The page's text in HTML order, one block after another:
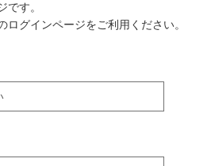
です。
グインページをご利用ください。